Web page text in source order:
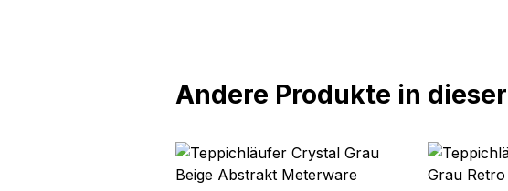
Andere Produkte in